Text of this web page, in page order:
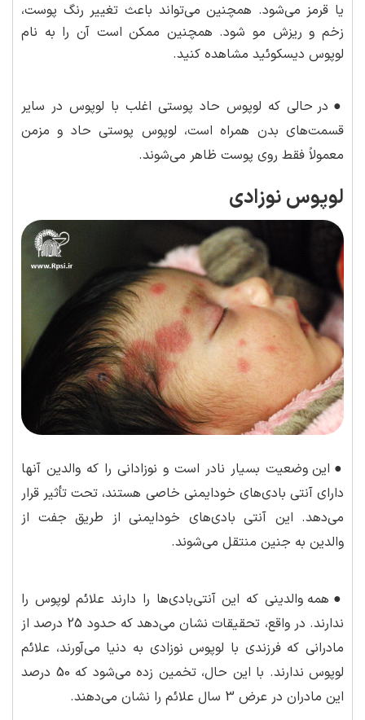
یا قرمز می‌شود. همچنین می‌تواند باعث تغییر رنگ پوست،
زخم و ریزش مو شود. همچنین ممکن است آن را به نام
لوپوس دیسکوئید مشاهده کنید.
● در حالی که لوپوس حاد پوستی اغلب با لوپوس در سایر
قسمت‌های بدن همراه است، لوپوس پوستی حاد و مزمن
معمولاً فقط روی پوست ظاهر می‌شوند.
لوپوس نوزادی
● این وضعیت بسیار نادر است و نوزادانی را که والدین آنها
دارای آنتی بادی‌های خودایمنی خاصی هستند، تحت تأثیر قرار
می‌دهد. این آنتی بادی‌های خودایمنی از طریق جفت از
والدین به جنین منتقل می‌شوند.
● همه والدینی که این آنتی‌بادی‌ها را دارند علائم لوپوس را
ندارند. در واقع، تحقیقات نشان می‌دهد که حدود 25 درصد از
مادرانی که فرزندی با لوپوس نوزادی به دنیا می‌آورند، علائم
لوپوس ندارند. با این حال، تخمین زده می‌شود که 50 درصد
این مادران در عرض 3 سال علائم را نشان می‌دهند.